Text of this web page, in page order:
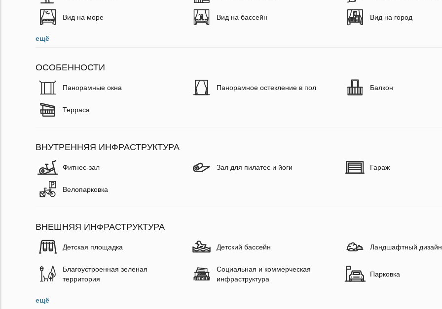
Вид на море Вид на бассейн Вид на город
ещё
ОСОБЕННОСТИ
Панорамные окна Панорамное остекление в пол Балкон
Терраса
ВНУТРЕННЯЯ ИНФРАСТРУКТУРА
Фитнес-зал Зал для пилатес и йоги Гараж
Велопарковка
ВНЕШНЯЯ ИНФРАСТРУКТУРА
Детская площадка Детский бассейн Ландшафтный дизайн
Благоустроенная зеленая
территория
Социальная и коммерческая
инфраструктура
Парковка
ещё